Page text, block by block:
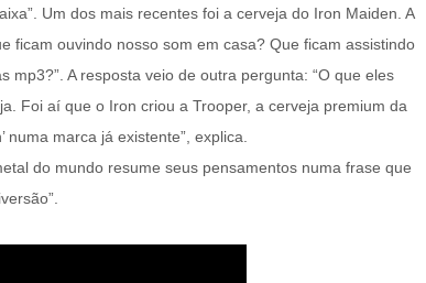
Um dos mais recentes foi a cerveja do Iron Maiden. A
ficam ouvindo nosso som em casa? Que ficam assistindo
mp3?”. A resposta veio de outra pergunta: “O que eles
Foi aí que o Iron criou a Trooper, a cerveja premium da
numa marca já existente”, explica.
do mundo resume seus pensamentos numa frase que